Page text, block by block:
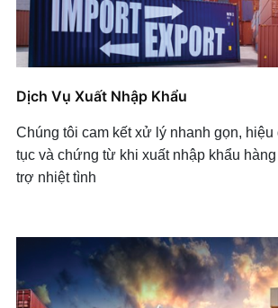
Dịch Vụ Xuất Nhập Khẩu
Chúng tôi cam kết xử lý nhanh gọn, hiệu
tục và chứng từ khi xuất nhập khẩu
trợ nhiệt tình